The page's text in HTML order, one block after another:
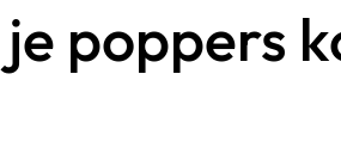
poppers